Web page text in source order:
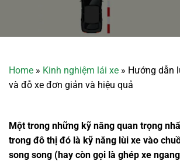
Home » Kinh nghiệm lái xe » Hướng dẫn
và đỗ xe đơn giản và hiệu quả
Một trong những kỹ năng quan trọng
trong đô thị đó là kỹ năng lùi xe vào
song song (hay còn gọi là ghép xe